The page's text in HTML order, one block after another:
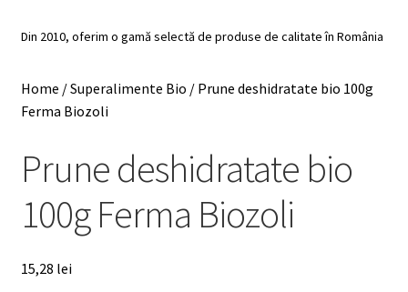
Categorii
Recomandari
Plată
Din 2010, oferim o gamă selectă de produse de calitate în România
Home /Superalimente Bio / Prune deshidratate bio 100g
Ferma Biozoli
Prune deshidratate bio
100g Ferma Biozoli
15,28 lei